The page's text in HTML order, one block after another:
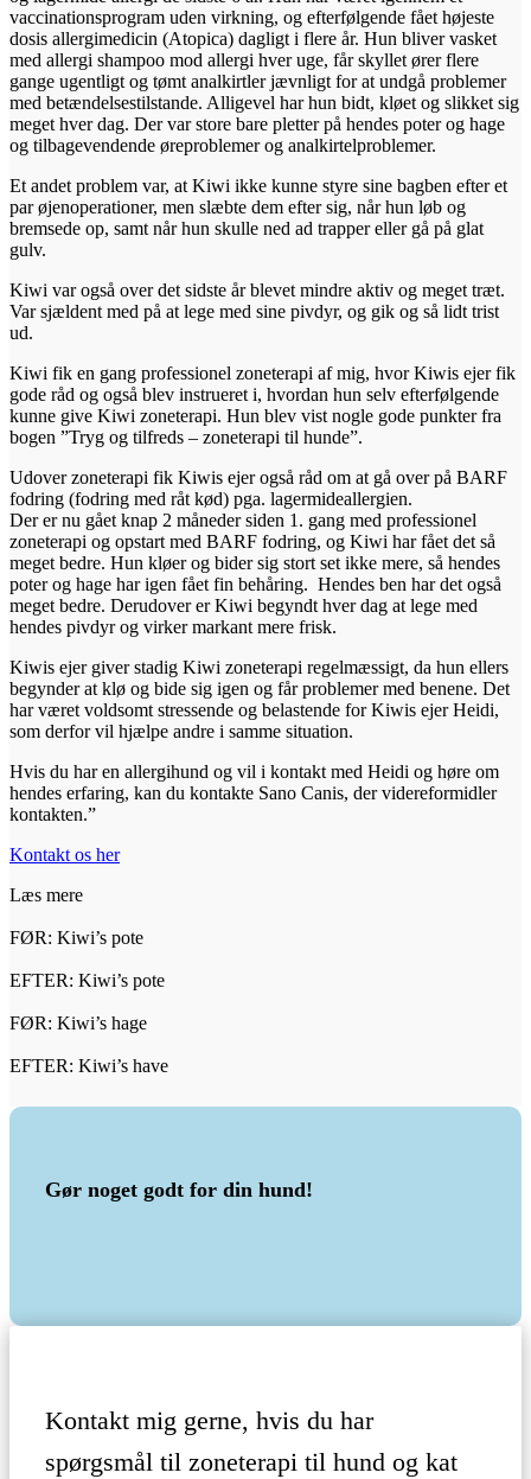
vaccinationsprogram uden virkning, og efterfølgende fået højeste
dosis allergimedicin (Atopica) dagligt i flere år. Hun bliver vasket
med allergi shampoo mod allergi hver uge, får skyllet ører flere
gange ugentligt og tømt analkirtler jævnligt for at undgå problemer
med betændelsestilstande. Alligevel har hun bidt, kløet og slikket sig
meget hver dag. Der var store bare pletter på hendes poter og hage
og tilbagevendende øreproblemer og analkirtelproblemer.
Et andet problem var, at Kiwi ikke kunne styre sine bagben efter et
par øjenoperationer, men slæbte dem efter sig, når hun løb og
bremsede op, samt når hun skulle ned ad trapper eller gå på glat
gulv.
Kiwi var også over det sidste år blevet mindre aktiv og meget træt.
Var sjældent med på at lege med sine pivdyr, og gik og så lidt trist
ud.
Kiwi fik en gang professionel zoneterapi af mig, hvor Kiwis ejer fik
gode råd og også blev instrueret i, hvordan hun selv efterfølgende
kunne give Kiwi zoneterapi. Hun blev vist nogle gode punkter fra
bogen ”Tryg og tilfreds – zoneterapi til hunde”.
Udover zoneterapi fik Kiwis ejer også råd om at gå over på BARF
fodring (fodring med råt kød) pga. lagermideallergien.
Der er nu gået knap 2 måneder siden 1. gang med professionel
zoneterapi og opstart med BARF fodring, og Kiwi har fået det så
meget bedre. Hun kløer og bider sig stort set ikke mere, så hendes
poter og hage har igen fået fin behåring. Hendes ben har det også
meget bedre. Derudover er Kiwi begyndt hver dag at lege med
hendes pivdyr og virker markant mere frisk.
Kiwis ejer giver stadig Kiwi zoneterapi regelmæssigt, da hun ellers
begynder at klø og bide sig igen og får problemer med benene. Det
har været voldsomt stressende og belastende for Kiwis ejer Heidi,
som derfor vil hjælpe andre i samme situation.
Hvis du har en allergihund og vil i kontakt med Heidi og høre om
hendes erfaring, kan du kontakte Sano Canis, der videreformidler
kontakten.”
Kontakt os her
Læs mere
FØR: Kiwi’s pote
EFTER: Kiwi’s pote
FØR: Kiwi’s hage
EFTER: Kiwi’s have
Gør noget godt for din hund!
Kontakt mig gerne, hvis du har
spørgsmål til zoneterapi til hund og kat